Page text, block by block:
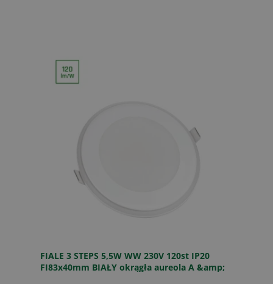
FIALE 3 STEPS 5,5W WW 230V 120st IP20
FI83x40mm BIAŁY okrągła aureola A &amp;